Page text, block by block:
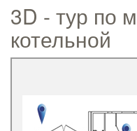
3D - тур по
котельной